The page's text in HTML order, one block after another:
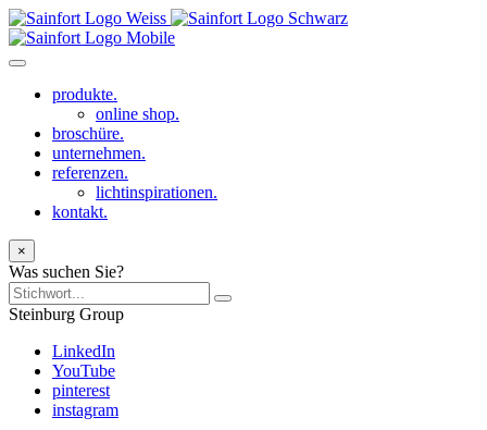
produkte.
online shop.
broschüre.
unternehmen.
referenzen.
lichtinspirationen.
kontakt.
×
Was suchen Sie?
Steinburg Group
LinkedIn
YouTube
pinterest
instagram